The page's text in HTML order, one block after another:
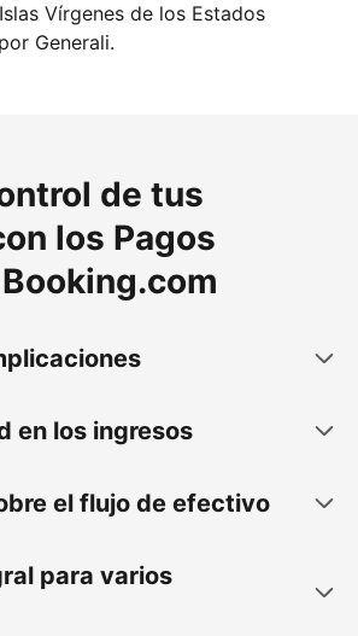
Vírgenes de los Estados
Generali.
de tus
los Pagos
en los ingresos
el flujo de efectivo
para varios